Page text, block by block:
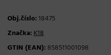
Obj.číslo:18475
Značka:K18
GTIN (EAN): 858511001098